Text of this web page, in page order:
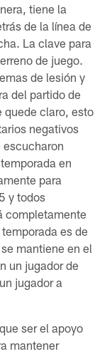
tiene la
de la línea de
La clave para
de juego.
de lesión y
del partido de
quede claro, esto
negativos
escucharon
en
para
y todos
completamente
es de
mantiene en el
un jugador de
jugador a
ser el apoyo
mantener